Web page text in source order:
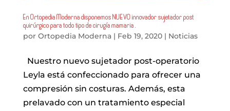
En Ortopedia Moderna disponemos NUEVO innovador sujetador post
quirúrgico para todo tipo de cirugía mamaria .
por Ortopedia Moderna| Feb 19, 2020| Noticias
Nuestro nuevo sujetador post-operatorio
Leyla está confeccionado para ofrecer una
compresión sin costuras. Además, esta
prelavado con un tratamiento especial